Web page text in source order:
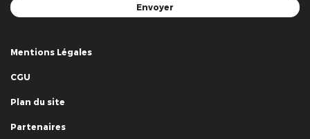
Mentions Légales
CGU
Plan du site
Partenaires